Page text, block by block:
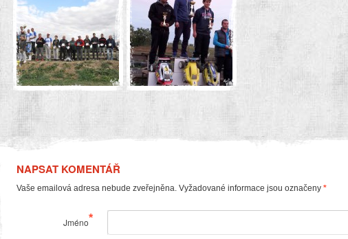
NAPSAT KOMENTÁŘ
Vaše emailová adresa nebude zveřejněna. Vyžadované informace jsou označeny *
Jméno*